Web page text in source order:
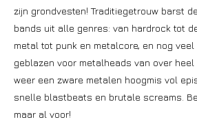
zijn grondvesten! Traditiegetrouw barst
bands uit alle genres: van hardrock tot
metal tot punk en metalcore, en nog veel
geblazen voor metalheads van over
weer een zware metalen hoogmis vol
snelle blastbeats en brutale screams.
maar al voor!